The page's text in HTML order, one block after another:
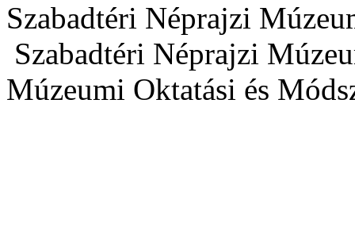
Szabadtéri
Szabadtéri Néprajzi
Múzeumi Oktatási